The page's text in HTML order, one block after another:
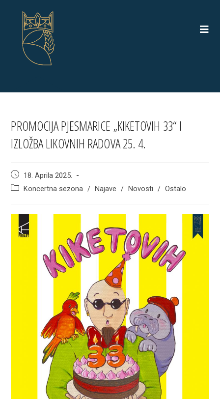
PROMOCIJA PJESMARICE „KIKETOVIH 33“ I
IZLOŽBA LIKOVNIH RADOVA 25. 4.
Post
published:
18. Aprila 2025.
PostKoncertna sezona / Najave / Novosti / Ostalo